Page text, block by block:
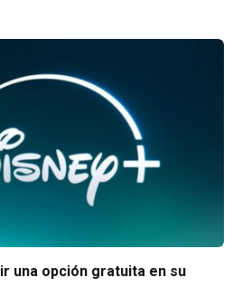
una opción gratuita en su